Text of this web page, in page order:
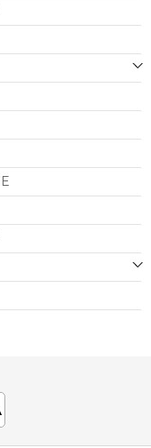
nowoczesnymi
wyrazu i szyku.
narzędzie do
element
przyciągnie
styl. Daj się
urokowi